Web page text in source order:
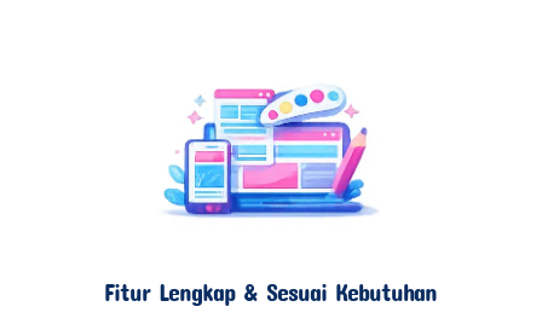
Fitur Lengkap & Sesuai Kebutuhan